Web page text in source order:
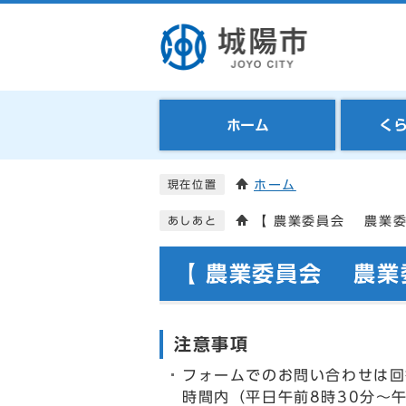
ホーム く
現在位置 ホーム
あしあと 【 農業委員会 農業委
【 農業委員会 農業
注意事項
フォームでのお問い合わせは
時間内（平日午前8時30分～